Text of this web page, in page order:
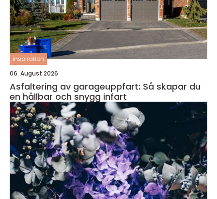
inspiration
06. August 2026
Asfaltering av garageuppfart: Så skapar du
en hållbar och snygg infart